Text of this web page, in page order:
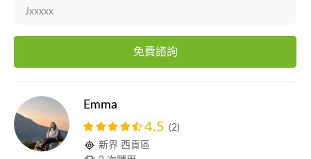
Jxxxxx
免費諮詢
Emma
4.5 (2)
新界 西貢區